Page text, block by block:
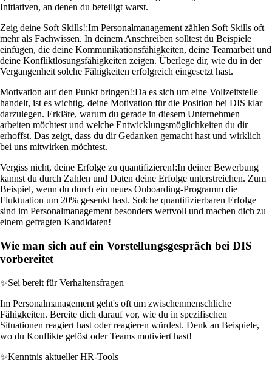
Initiativen, an denen du beteiligt warst.
Zeig deine Soft Skills!:Im Personalmanagement zählen Soft Skills oft
mehr als Fachwissen. In deinem Anschreiben solltest du Beispiele
einfügen, die deine Kommunikationsfähigkeiten, deine Teamarbeit und
deine Konfliktlösungsfähigkeiten zeigen. Überlege dir, wie du in der
Vergangenheit solche Fähigkeiten erfolgreich eingesetzt hast.
Motivation auf den Punkt bringen!:Da es sich um eine Vollzeitstelle
handelt, ist es wichtig, deine Motivation für die Position bei DIS klar
darzulegen. Erkläre, warum du gerade in diesem Unternehmen
arbeiten möchtest und welche Entwicklungsmöglichkeiten du dir
erhoffst. Das zeigt, dass du dir Gedanken gemacht hast und wirklich
bei uns mitwirken möchtest.
Vergiss nicht, deine Erfolge zu quantifizieren!:In deiner Bewerbung
kannst du durch Zahlen und Daten deine Erfolge unterstreichen. Zum
Beispiel, wenn du durch ein neues Onboarding-Programm die
Fluktuation um 20% gesenkt hast. Solche quantifizierbaren Erfolge
sind im Personalmanagement besonders wertvoll und machen dich zu
einem gefragten Kandidaten!
Wie man sich auf ein Vorstellungsgespräch bei DIS
vorbereitet
✨Sei bereit für Verhaltensfragen
Im Personalmanagement geht's oft um zwischenmenschliche
Fähigkeiten. Bereite dich darauf vor, wie du in spezifischen
Situationen reagiert hast oder reagieren würdest. Denk an Beispiele,
wo du Konflikte gelöst oder Teams motiviert hast!
✨Kenntnis aktueller HR-Tools